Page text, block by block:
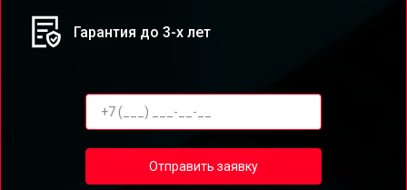
Гарантия до 3-х лет
Отправить заявку